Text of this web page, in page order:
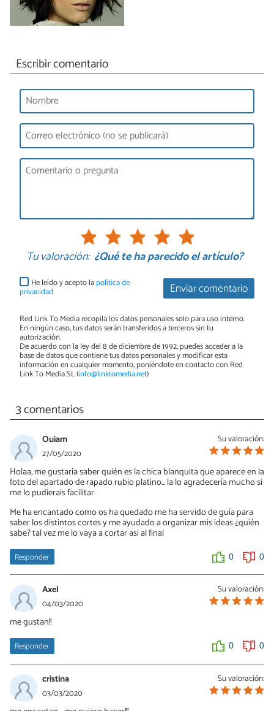
Escribir comentario
Tu valoración: ¿Qué te ha parecido el artículo?
Enviar comentario
He leído y acepto lapolítica de
privacidad
Red Link To Media recopila los datos personales solo para uso interno.
En ningún caso, tus datos serán transferidos a terceros sin tu
autorización.
De acuerdo con la ley del 8 de diciembre de 1992, puedes acceder a la
base de datos que contiene tus datos personales y modificar esta
información en cualquier momento, poniéndote en contacto con Red
Link To Media SL (info@linktomedia.net)
3 comentarios
Su valoración:
Ouiam
27/05/2020
Holaa, me gustaría saber quién es la chica blanquita que aparece en la
foto del apartado de rapado rubio platino... la lo agradecería mucho si
me lo pudierais facilitar
Me ha encantado como os ha quedado me ha servido de guía para
saber los distintos cortes y me ayudado a organizar mis ideas ¿quién
sabe? tal vez me lo vaya a cortar asi al final
Responder 0 0
Su valoración:
Axel
04/03/2020
me gustan!!
Responder 0 0
Su valoración:
cristina
03/03/2020